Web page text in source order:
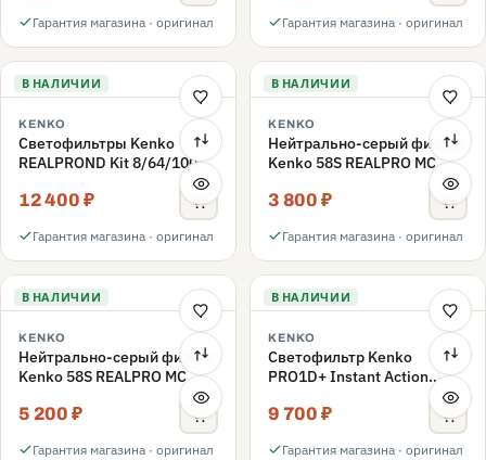
Гарантия магазина · оригинал Гарантия магазина · оригинал
В НАЛИЧИИ
KENKO
Светофильтры Kenko
REALPROND Kit 8/64/1000
12 400 ₽
Гарантия магазина · оригинал
В НАЛИЧИИ
KENKO
Нейтрально-серый фильтр
Kenko 58S REALPRO MC
3 800 ₽
Гарантия магазина · оригинал
В НАЛИЧИИ
KENKO
Нейтрально-серый фильтр
Kenko 58S REALPRO MC
5 200 ₽
Гарантия магазина · оригинал
В НАЛИЧИИ
KENKO
Светофильтр Kenko
PRO1D+ Instant Action
Variable NDX3-450+C-PLS
переменной плотности
9 700 ₽
Гарантия магазина · оригинал